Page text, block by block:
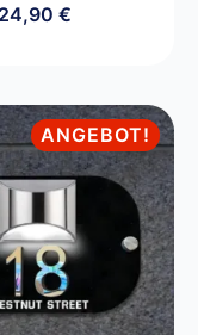
24,90€
ANGEBOT!